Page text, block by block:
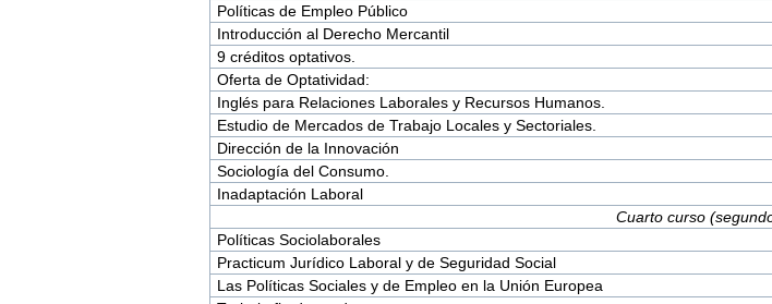
Políticas de Empleo Público
Introducción al Derecho Mercantil
9 créditos optativos.
Oferta de Optatividad:
Inglés para Relaciones Laborales y Recursos Humanos.
Estudio de Mercados de Trabajo Locales y Sectoriales.
Dirección de la Innovación
Sociología del Consumo.
Inadaptación Laboral
Cuarto curso
Políticas Sociolaborales
Practicum Jurídico Laboral y de Seguridad Social
Las Políticas Sociales y de Empleo en la Unión Europea